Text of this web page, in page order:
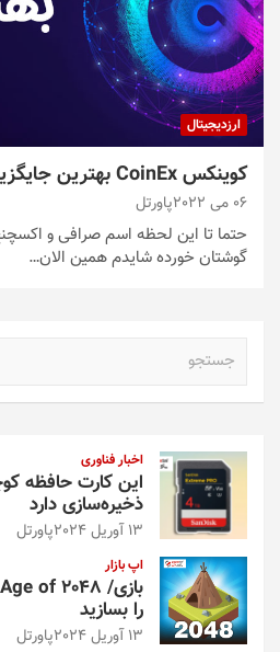
ارزدیجیتال
کوینکس CoinEx بهترین جایگزین بایننس
06 می 2022 پاورتل
گوشتان خورده شایدم همین الان…
اخبار فناوری
ذخیره‌سازی دارد
13 آوریل 2024 پاورتل
اپ بازار
را بسازید
13 آوریل 2024 پاورتل